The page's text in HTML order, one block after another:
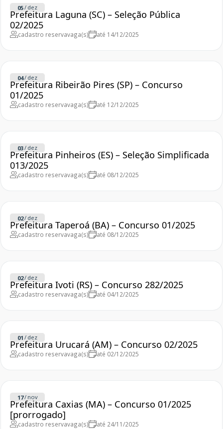
05/ dez
Prefeitura Laguna (SC) – Seleção Pública
02/2025
cadastro reservavaga(s) até 14/12/2025
04/ dez
Prefeitura Ribeirão Pires (SP) – Concurso
01/2025
cadastro reservavaga(s) até 12/12/2025
03/ dez
Prefeitura Pinheiros (ES) – Seleção Simplificada
013/2025
cadastro reservavaga(s) até 08/12/2025
02/ dez
Prefeitura Taperoá (BA) – Concurso 01/2025
cadastro reservavaga(s) até 08/12/2025
02/ dez
Prefeitura Ivoti (RS) – Concurso 282/2025
cadastro reservavaga(s) até 04/12/2025
01 / dez
Prefeitura Urucará (AM) – Concurso 02/2025
cadastro reservavaga(s) até 02/12/2025
17/ nov
Prefeitura Caxias (MA) – Concurso 01/2025
[prorrogado]
cadastro reservavaga(s) até 24/11/2025